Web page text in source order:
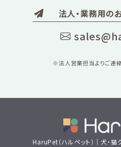
法人・業務用の
※法人営業担当よりご連絡
HaruPet（ハルペット）｜犬・